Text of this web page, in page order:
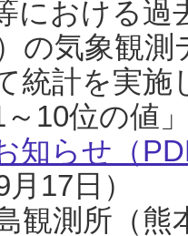
における過
の気象観
統計を実
10位の値
知らせ（
17日）
観測所（熊